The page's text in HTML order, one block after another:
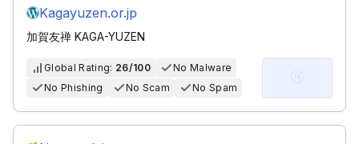
Kagayuzen.or.jp
加賀友禅 KAGA-YUZEN
Global Rating: 26/100
No Malware
No Phishing
No Scam No Spam